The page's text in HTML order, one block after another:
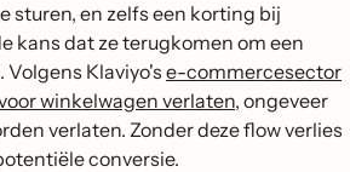
sturen, en zelfs een korting bij
kans dat ze terugkomen om een
Klaviyo's e-commercesector
winkelwagen verlaten, ongeveer
verlaten. Zonder deze flow verlies
conversie.